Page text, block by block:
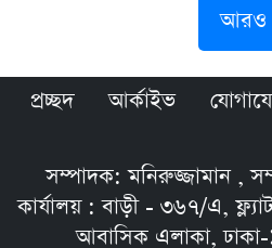
আরও
প্রচ্ছদ আর্কাইভ
সম্পাদক: মনিরুজ্জামান ,
কার্যালয় : বাড়ী - ৩৬৭/এ,
আবাসিক এলাকা,